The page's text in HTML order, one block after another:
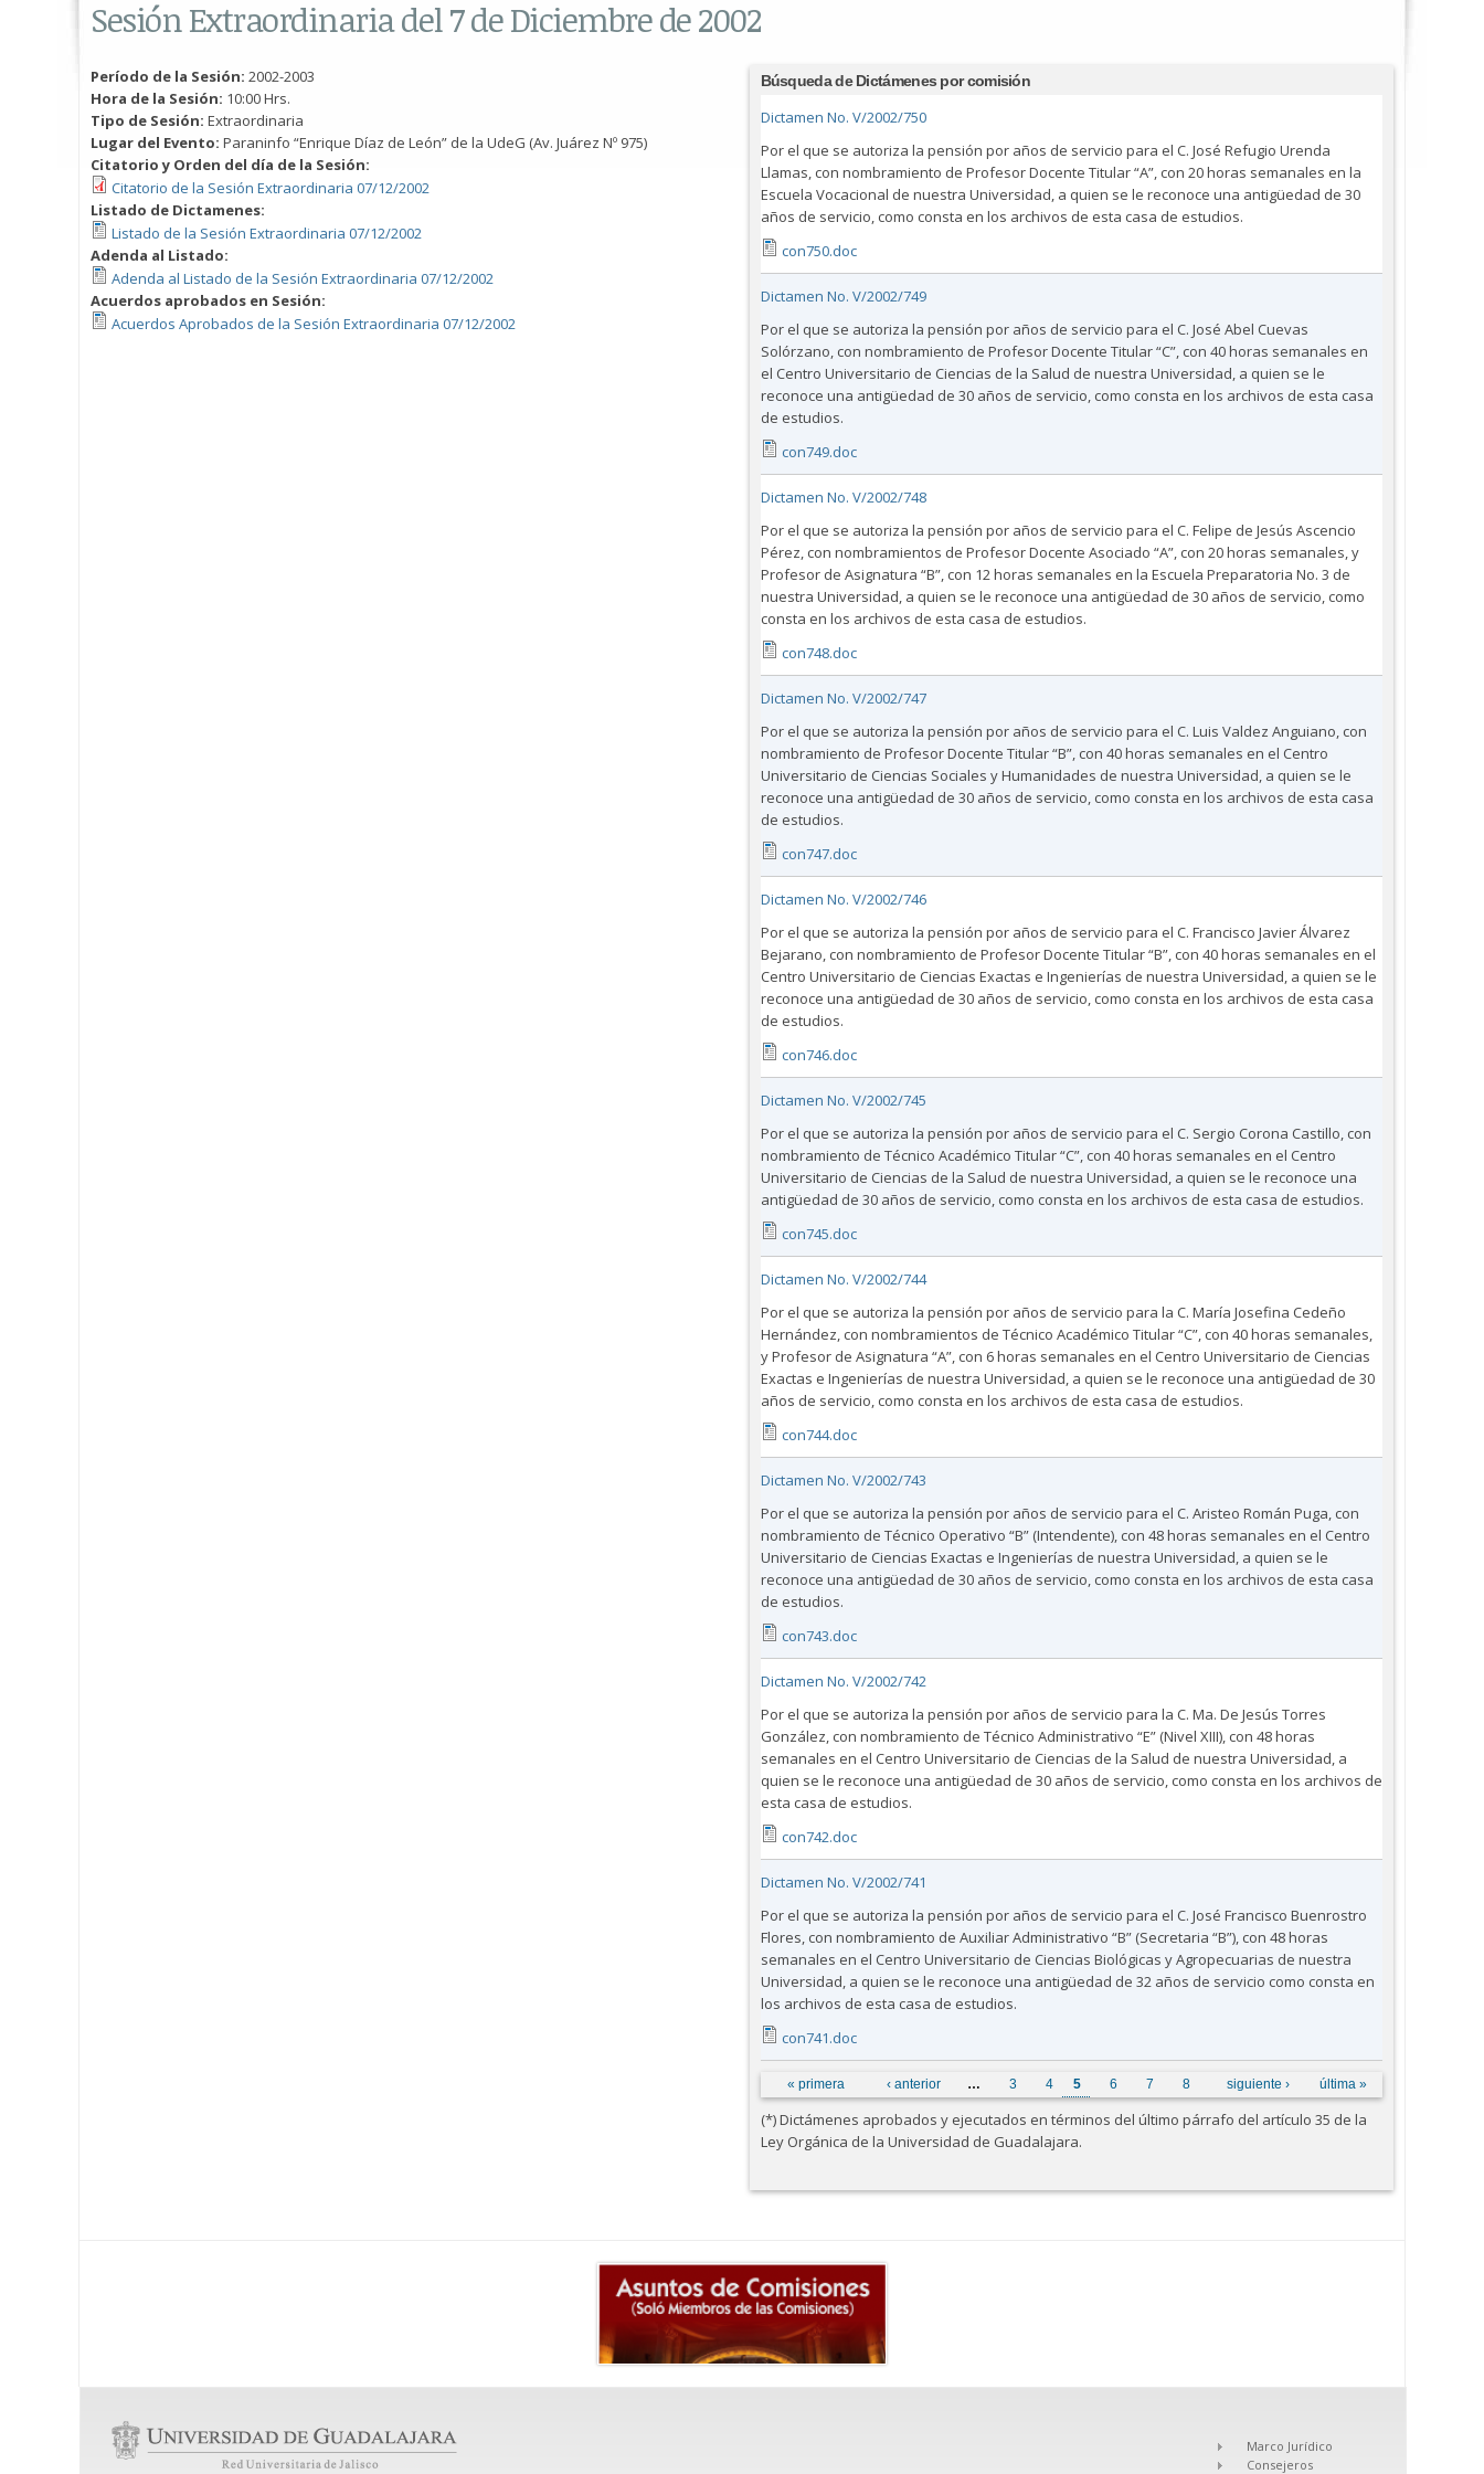
Sesión Extraordinaria del 7 de Diciembre de 2002
Período de la Sesión: 2002-2003
Hora de la Sesión: 10:00 Hrs.
Tipo de Sesión: Extraordinaria
Lugar del Evento: Paraninfo “Enrique Díaz de León” de la UdeG (Av. Juárez Nº 975)
Citatorio y Orden del día de la Sesión:
Citatorio de la Sesión Extraordinaria 07/12/2002
Listado de Dictamenes:
Listado de la Sesión Extraordinaria 07/12/2002
Adenda al Listado:
Adenda al Listado de la Sesión Extraordinaria 07/12/2002
Acuerdos aprobados en Sesión:
Acuerdos Aprobados de la Sesión Extraordinaria 07/12/2002
Búsqueda de Dictámenes por comisión
Dictamen No. V/2002/750
Por el que se autoriza la pensión por años de servicio para el C. José Refugio Urenda
Llamas, con nombramiento de Profesor Docente Titular “A”, con 20 horas semanales en la
Escuela Vocacional de nuestra Universidad, a quien se le reconoce una antigüedad de 30
años de servicio, como consta en los archivos de esta casa de estudios.
con750.doc
Dictamen No. V/2002/749
Por el que se autoriza la pensión por años de servicio para el C. José Abel Cuevas
Solórzano, con nombramiento de Profesor Docente Titular “C”, con 40 horas semanales en
el Centro Universitario de Ciencias de la Salud de nuestra Universidad, a quien se le
reconoce una antigüedad de 30 años de servicio, como consta en los archivos de esta casa
de estudios.
con749.doc
Dictamen No. V/2002/748
Por el que se autoriza la pensión por años de servicio para el C. Felipe de Jesús Ascencio
Pérez, con nombramientos de Profesor Docente Asociado “A”, con 20 horas semanales, y
Profesor de Asignatura “B”, con 12 horas semanales en la Escuela Preparatoria No. 3 de
nuestra Universidad, a quien se le reconoce una antigüedad de 30 años de servicio, como
consta en los archivos de esta casa de estudios.
con748.doc
Dictamen No. V/2002/747
Por el que se autoriza la pensión por años de servicio para el C. Luis Valdez Anguiano, con
nombramiento de Profesor Docente Titular “B”, con 40 horas semanales en el Centro
Universitario de Ciencias Sociales y Humanidades de nuestra Universidad, a quien se le
reconoce una antigüedad de 30 años de servicio, como consta en los archivos de esta casa
de estudios.
con747.doc
Dictamen No. V/2002/746
Por el que se autoriza la pensión por años de servicio para el C. Francisco Javier Álvarez
Bejarano, con nombramiento de Profesor Docente Titular “B”, con 40 horas semanales en el
Centro Universitario de Ciencias Exactas e Ingenierías de nuestra Universidad, a quien se le
reconoce una antigüedad de 30 años de servicio, como consta en los archivos de esta casa
de estudios.
con746.doc
Dictamen No. V/2002/745
Por el que se autoriza la pensión por años de servicio para el C. Sergio Corona Castillo, con
nombramiento de Técnico Académico Titular “C”, con 40 horas semanales en el Centro
Universitario de Ciencias de la Salud de nuestra Universidad, a quien se le reconoce una
antigüedad de 30 años de servicio, como consta en los archivos de esta casa de estudios.
con745.doc
Dictamen No. V/2002/744
Por el que se autoriza la pensión por años de servicio para la C. María Josefina Cedeño
Hernández, con nombramientos de Técnico Académico Titular “C”, con 40 horas semanales,
y Profesor de Asignatura “A”, con 6 horas semanales en el Centro Universitario de Ciencias
Exactas e Ingenierías de nuestra Universidad, a quien se le reconoce una antigüedad de 30
años de servicio, como consta en los archivos de esta casa de estudios.
con744.doc
Dictamen No. V/2002/743
Por el que se autoriza la pensión por años de servicio para el C. Aristeo Román Puga, con
nombramiento de Técnico Operativo “B” (Intendente), con 48 horas semanales en el Centro
Universitario de Ciencias Exactas e Ingenierías de nuestra Universidad, a quien se le
reconoce una antigüedad de 30 años de servicio, como consta en los archivos de esta casa
de estudios.
con743.doc
Dictamen No. V/2002/742
Por el que se autoriza la pensión por años de servicio para la C. Ma. De Jesús Torres
González, con nombramiento de Técnico Administrativo “E” (Nivel XIII), con 48 horas
semanales en el Centro Universitario de Ciencias de la Salud de nuestra Universidad, a
quien se le reconoce una antigüedad de 30 años de servicio, como consta en los archivos de
esta casa de estudios.
con742.doc
Dictamen No. V/2002/741
Por el que se autoriza la pensión por años de servicio para el C. José Francisco Buenrostro
Flores, con nombramiento de Auxiliar Administrativo “B” (Secretaria “B”), con 48 horas
semanales en el Centro Universitario de Ciencias Biológicas y Agropecuarias de nuestra
Universidad, a quien se le reconoce una antigüedad de 32 años de servicio como consta en
los archivos de esta casa de estudios.
con741.doc
Páginas« primera ‹ anterior … 3 4 5 6 7 8 siguiente › última »
(*) Dictámenes aprobados y ejecutados en términos del último párrafo del artículo 35 de la
Ley Orgánica de la Universidad de Guadalajara.
Marco Jurídico
Consejeros